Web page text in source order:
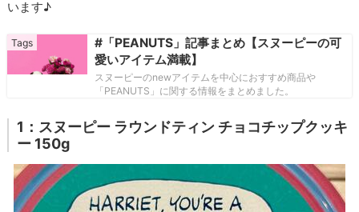
います♪
#「PEANUTS」記事まとめ【スヌーピーの可
愛いアイテム満載】
スヌーピーのnewアイテムを中心におすすめ商品や
「PEANUTS」に関する情報をまとめました。
1：スヌーピー ラウンドティン チョコチップクッキ
ー 150g